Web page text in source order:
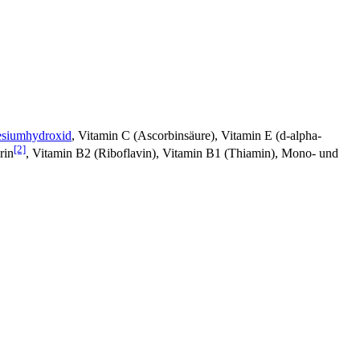
, Vitamin C (Ascorbinsäure), Vitamin E (d-alpha-
[2], Vitamin B2 (Riboflavin), Vitamin B1 (Thiamin), Mono- und